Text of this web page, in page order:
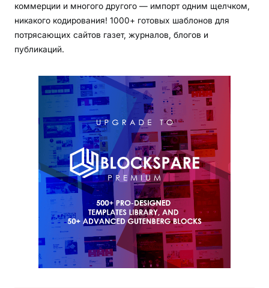
коммерции и многого другого — импорт одним щелчком,
никакого кодирования! 1000+ готовых шаблонов для
потрясающих сайтов газет, журналов, блогов и
публикаций.